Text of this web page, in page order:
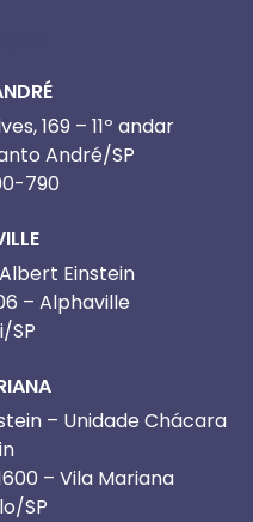
169 – 11º andar
André/SP
790
Einstein
– Alphaville
SP
– Unidade Chácara
– Vila Mariana
SP